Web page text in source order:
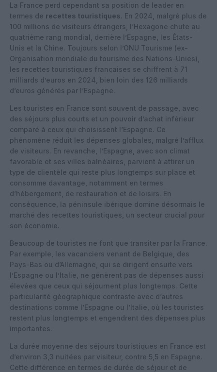
La France perd cependant sa position de leader en
termes de recettes touristiques. En 2024, malgré plus de
100 millions de visiteurs étrangers, l’Hexagone chute au
quatrième rang mondial, derrière l’Espagne, les États-
Unis et la Chine. Toujours selon l’ONU Tourisme (ex-
Organisation mondiale du tourisme des Nations-Unies),
les recettes touristiques françaises se chiffrent à 71
milliards d’euros en 2024, bien loin des 126 milliards
d’euros générés par l’Espagne.
Les touristes en France sont souvent de passage, avec
des séjours plus courts et un pouvoir d’achat inférieur
comparé à ceux qui choisissent l’Espagne. Ce
phénomène réduit les dépenses globales, malgré l’afflux
de visiteurs. En revanche, l’Espagne, avec son climat
favorable et ses villes balnéaires, parvient à attirer un
type de clientèle qui reste plus longtemps sur place et
consomme davantage, notamment en termes
d’hébergement, de restauration et de loisirs. En
conséquence, la péninsule ibérique domine désormais le
marché des recettes touristiques, un secteur crucial pour
son économie.
Beaucoup de touristes ne font que transiter par la France.
Par exemple, les vacanciers venant de Belgique, des
Pays-Bas ou d’Allemagne, qui se dirigent ensuite vers
l’Espagne ou l’Italie, ne génèrent pas de dépenses aussi
élevées que ceux qui séjournent plus longtemps. Cette
particularité géographique contraste avec d’autres
destinations comme l’Espagne ou l’Italie, où les touristes
restent plus longtemps et engendrent des dépenses plus
importantes.
La durée moyenne des séjours touristiques en France est
d’environ 3,3 nuitées par visiteur, contre 5,5 en Espagne.
Cette différence en termes de durée de séjour et de